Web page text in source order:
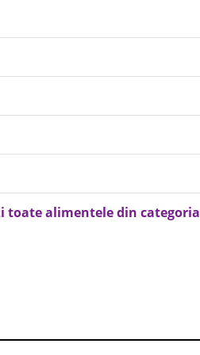
toate alimentele din